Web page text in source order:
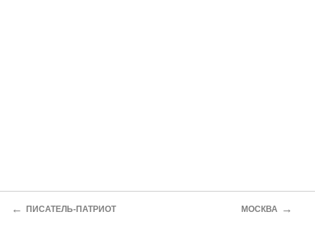
← ПИСАТЕЛЬ-ПАТРИОТ МОСКВА →